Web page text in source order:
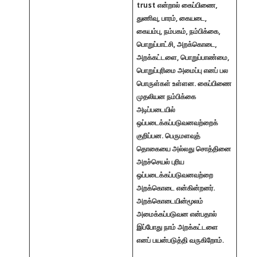
trust என்றால் கைப்பிணை,
துணிவு, பாரம், கையடை,
கையம்பு, நம்பகம், நம்பிக்கை,
பொறுப்பாட்சி, அறக்கொடை,
அறக்கட்டளை, பொறுப்பாண்மை,
பொறுப்புரிமை அமைப்பு எனப் பல
பொருள்கள் உள்ளன. கைப்பிணை
முதலியன நம்பிக்கை
அடிப்படையில்
ஒப்படைக்கப்படுவனவற்றைக்
குறிப்பன. பெருமளவுத்
தொகையை அல்லது சொத்தினை
அறச்செயல் புரிய
ஒப்படைக்கப்படுவனவற்றை
அறக்கொடை என்கின்றனர்.
அறக்கொடையின்மூலம்
அமைக்கப்படுவன என்பதால்
இப்போது நாம் அறக்கட்டளை
எனப் பயன்படுத்தி வருகிறோம்.